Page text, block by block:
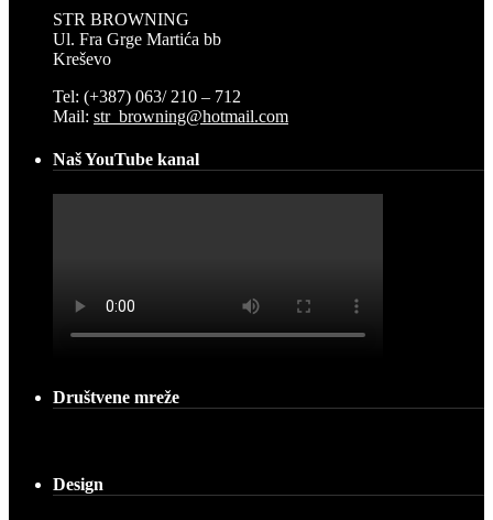
STR BROWNING
Ul. Fra Grge Martića bb
Kreševo
Tel: (+387) 063/ 210 – 712
Mail: str_browning@hotmail.com
Naš YouTube kanal
Društvene mreže
Design